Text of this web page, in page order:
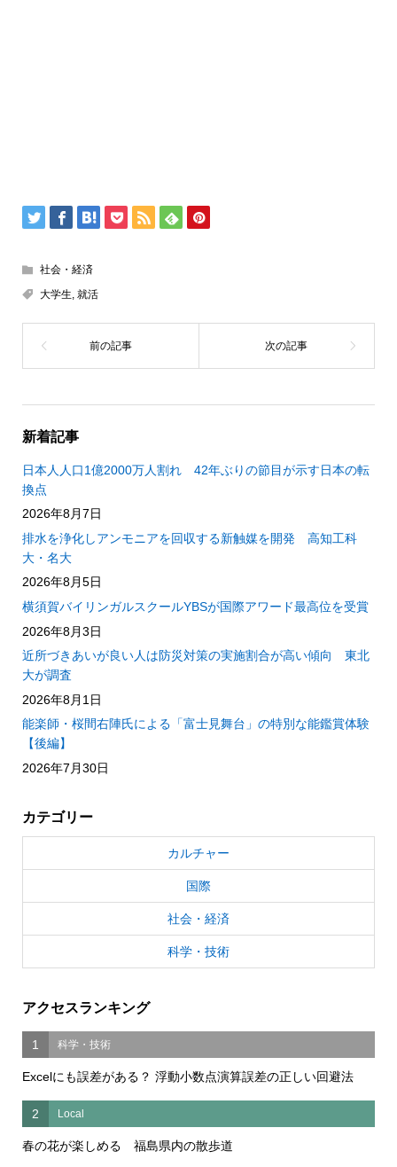
社会・経済
大学生 就活
新着記事
日本人人口1億2000万人割れ 42年ぶりの節目が示す日本の転
換点
2026年8月7日
排水を浄化しアンモニアを回収する新触媒を開発 高知工科
大・名大
2026年8月5日
横須賀バイリンガルスクールYBSが国際アワード最高位を受賞
2026年8月3日
近所づきあいが良い人は防災対策の実施割合が高い傾向 東北
大が調査
2026年8月1日
能楽師・桜間右陣氏による「富士見舞台」の特別な能鑑賞体験
【後編】
2026年7月30日
カテゴリー
カルチャー
国際
社会・経済
科学・技術
アクセスランキング
1 科学・技術
Excelにも誤差がある？ 浮動小数点演算誤差の正しい回避法
2 Local
春の花が楽しめる 福島県内の散歩道